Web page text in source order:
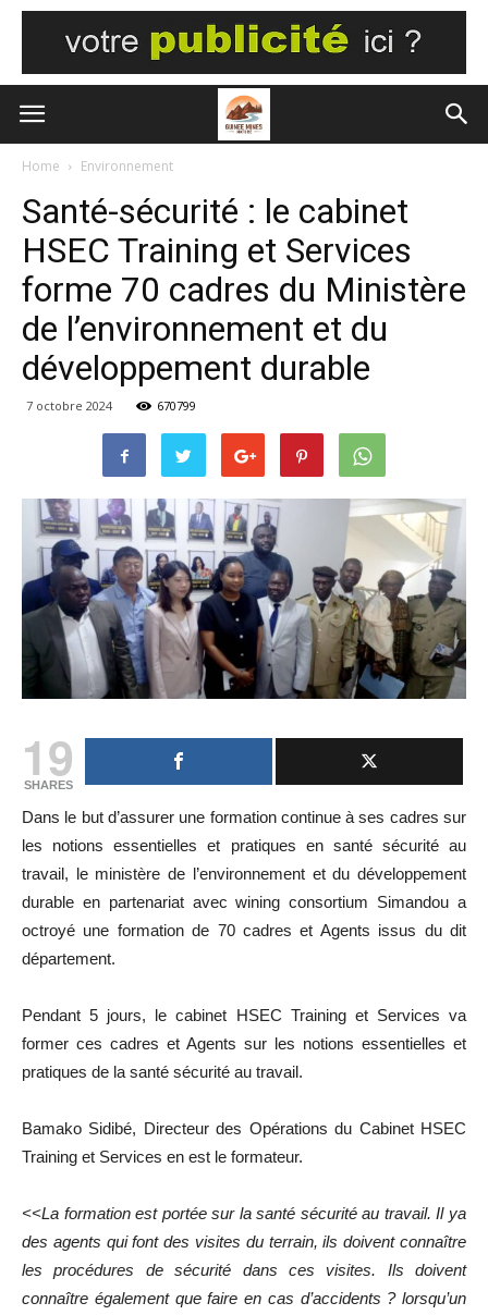
Home Environnement
Santé-sécurité : le cabinet
HSEC Training et Services
forme 70 cadres du Ministère
de l’environnement et du
développement durable
7 octobre 2024 670799
19
SHARES
Dans le but d’assurer une formation continue à ses cadres sur
les notions essentielles et pratiques en santé sécurité au
travail, le ministère de l’environnement et du développement
durable en partenariat avec wining consortium Simandou a
octroyé une formation de 70 cadres et Agents issus du dit
département.
Pendant 5 jours, le cabinet HSEC Training et Services va
former ces cadres et Agents sur les notions essentielles et
pratiques de la santé sécurité au travail.
Bamako Sidibé, Directeur des Opérations du Cabinet HSEC
Training et Services en est le formateur.
<<La formation est portée sur la santé sécurité au travail.Il ya
des agents qui font des visites du terrain, ils doivent connaître
les procédures de sécurité dans ces visites. Ils doivent
connaître également que faire en cas d’accidents ? lorsqu’un